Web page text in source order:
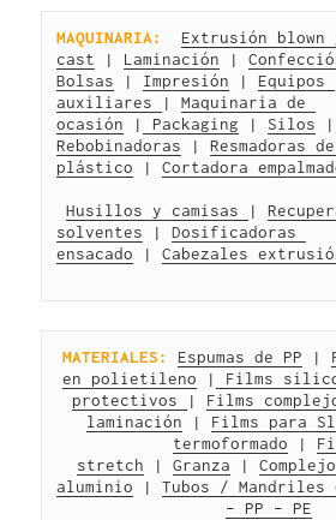
MAQUINARIA:
Extrusión blown
cast | Laminación |
Bolsas | Impresión | Equipos
auxiliares
| Maquinaria de
ocasión | Packaging | Silos
Rebobinadoras | Resmadoras
plástico | Cortadora
Husillos y camisas |
solventes | Dosificadoras
ensacado | Cabezales
MATERIALES: Espumas de PP |
en polietileno | Films
protectivos
| Films
laminación | Films para
termoformado |
stretch | Granza |
aluminio | Tubos / Mandriles
– PP – PE